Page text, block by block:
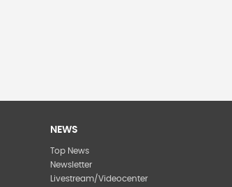
NEWS
Top News
Newsletter
Livestream/Videocenter